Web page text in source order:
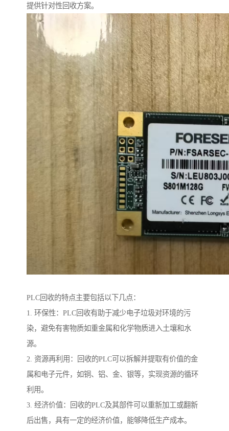
提供针对性回收方案。
PLC回收的特点主要包括以下几点：
1. 环保性：PLC回收有助于减少电子垃圾对环境的污
染，避免有害物质如重金属和化学物质进入土壤和水
源。
2. 资源再利用：回收的PLC可以拆解并提取有价值的金
属和电子元件，如铜、铝、金、银等，实现资源的循环
利用。
3. 经济价值：回收的PLC及其部件可以重新加工或翻新
后出售，具有一定的经济价值，能够降低生产成本。